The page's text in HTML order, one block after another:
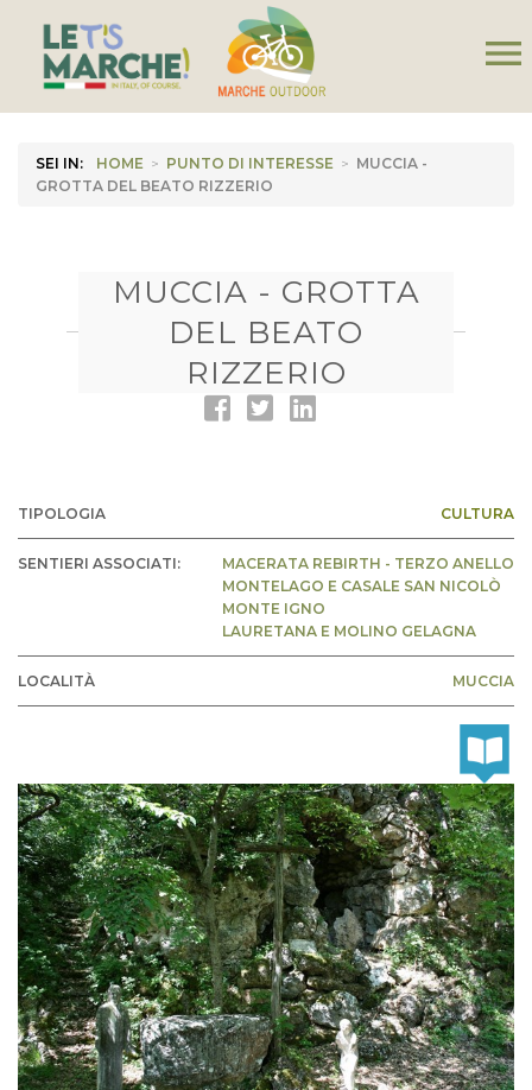
menu
SEI IN: HOME > PUNTO DI INTERESSE > MUCCIA -
GROTTA DEL BEATO RIZZERIO
MUCCIA - GROTTA
DEL BEATO
RIZZERIO
TIPOLOGIA CULTURA
SENTIERI ASSOCIATI:
MACERATA REBIRTH - TERZO ANELLO
MONTELAGO E CASALE SAN NICOLÒ
MONTE IGNO
LAURETANA E MOLINO GELAGNA
LOCALITÀ MUCCIA